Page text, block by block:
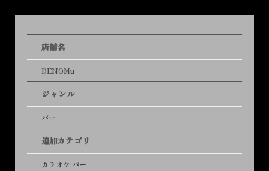
店舗名
DENOMu
ジャンル
バー
追加カテゴリ
カラオケ バー